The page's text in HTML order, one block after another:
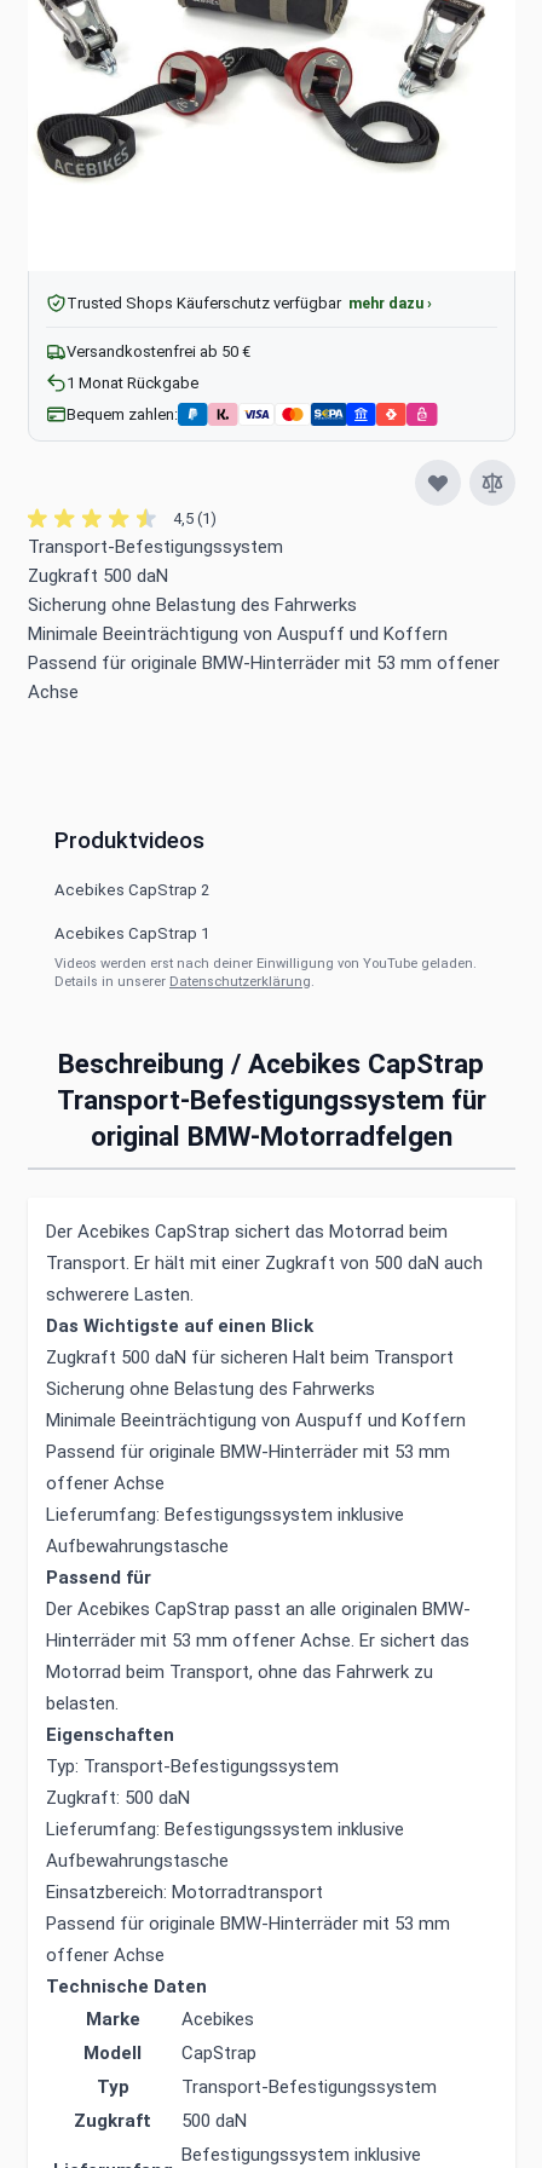
4,5 (1)
Transport-Befestigungssystem
Zugkraft 500 daN
Sicherung ohne Belastung des Fahrwerks
Minimale Beeinträchtigung von Auspuff und Koffern
Passend für originale BMW-Hinterräder mit 53 mm offener
Achse
UVP
79,60 €
inkl. MwSt., zzgl.Versandkosten
Menge
In den Warenkorb
Trusted Shops Käuferschutz verfügbar mehr dazu ›
Versandkostenfrei ab 50 €
1 Monat Rückgabe
Bequem zahlen:
Produktvideos
Acebikes CapStrap 2
Acebikes CapStrap 1
Videos werden erst nach deiner Einwilligung von YouTube geladen.
Details in unserer Datenschutzerklärung.
Beschreibung / Acebikes CapStrap
Transport-Befestigungssystem für
original BMW-Motorradfelgen
Der Acebikes CapStrap sichert das Motorrad beim
Transport. Er hält mit einer Zugkraft von 500 daN auch
schwerere Lasten.
Das Wichtigste auf einen Blick
Zugkraft 500 daN für sicheren Halt beim Transport
Sicherung ohne Belastung des Fahrwerks
Minimale Beeinträchtigung von Auspuff und Koffern
Passend für originale BMW-Hinterräder mit 53 mm
offener Achse
Lieferumfang: Befestigungssystem inklusive
Aufbewahrungstasche
Passend für
Der Acebikes CapStrap passt an alle originalen BMW-
Hinterräder mit 53 mm offener Achse. Er sichert das
Motorrad beim Transport, ohne das Fahrwerk zu
belasten.
Eigenschaften
Typ: Transport-Befestigungssystem
Zugkraft: 500 daN
Lieferumfang: Befestigungssystem inklusive
Aufbewahrungstasche
Einsatzbereich: Motorradtransport
Passend für originale BMW-Hinterräder mit 53 mm
offener Achse
Technische Daten
Marke
Acebikes
Modell
CapStrap
Typ
Transport-Befestigungssystem
Zugkraft
500 daN
Befestigungssystem inklusive